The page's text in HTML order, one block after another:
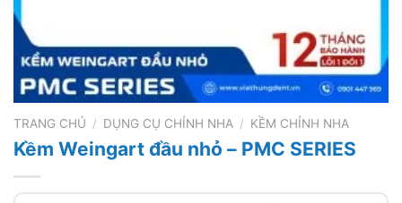
TRANG CHỦ / DỤNG CỤ CHỈNH NHA / KỀM CHỈNH NHA
Kềm Weingart đầu nhỏ – PMC SERIES